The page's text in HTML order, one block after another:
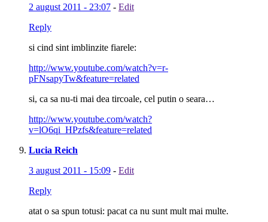
2 august 2011 - 23:07 - Edit
Reply
si cind sint imblinzite fiarele:
http://www.youtube.com/watch?v=r-
pFNsapyTw&feature=related
si, ca sa nu-ti mai dea tircoale, cel putin o seara…
http://www.youtube.com/watch?
v=lO6qi_HPzfs&feature=related
Lucia Reich
3 august 2011 - 15:09 - Edit
Reply
atat o sa spun totusi: pacat ca nu sunt mult mai multe.